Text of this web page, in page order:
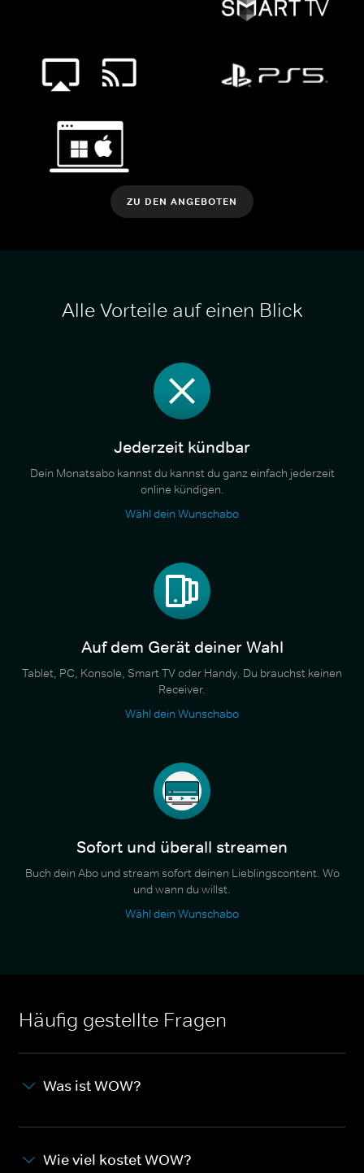
ZU DEN ANGEBOTEN
Alle Vorteile auf einen Blick
Jederzeit kündbar
Dein Monatsabo kannst du kannst du ganz einfach jederzeit
online kündigen.
Wähl dein Wunschabo
Auf dem Gerät deiner Wahl
Tablet, PC, Konsole, Smart TV oder Handy. Du brauchst keinen
Receiver.
Wähl dein Wunschabo
Sofort und überall streamen
Buch dein Abo und stream sofort deinen Lieblingscontent. Wo
und wann du willst.
Wähl dein Wunschabo
Häufig gestellte Fragen
Was ist WOW?
Wie viel kostet WOW?